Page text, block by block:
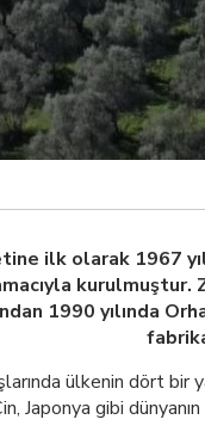
ilk olarak 1967
1990 yılında
ülkenin dört bir
Japonya gibi